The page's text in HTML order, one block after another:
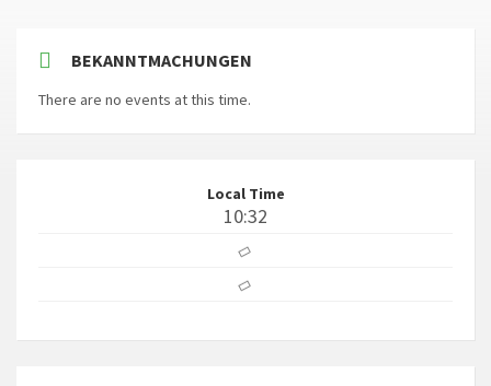
BEKANNTMACHUNGEN
There are no events at this time.
Local Time
10:32